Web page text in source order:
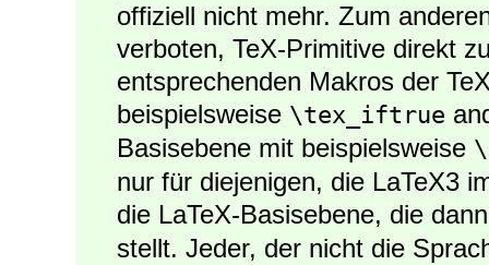
offiziell nicht mehr. Zum
verboten, TeX-Primitive direkt
entsprechenden Makros der
beispielsweise \tex_iftrue
Basisebene mit beispielsweise
nur für diejenigen, die LaTeX3
die LaTeX-Basisebene, die
stellt. Jeder, der nicht die